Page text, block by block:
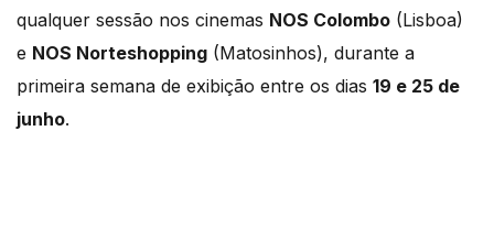
qualquer sessão nos cinemas NOS Colombo (Lisboa)
e NOS Norteshopping (Matosinhos), durante a
primeira semana de exibição entre os dias 19 e 25 de
junho.